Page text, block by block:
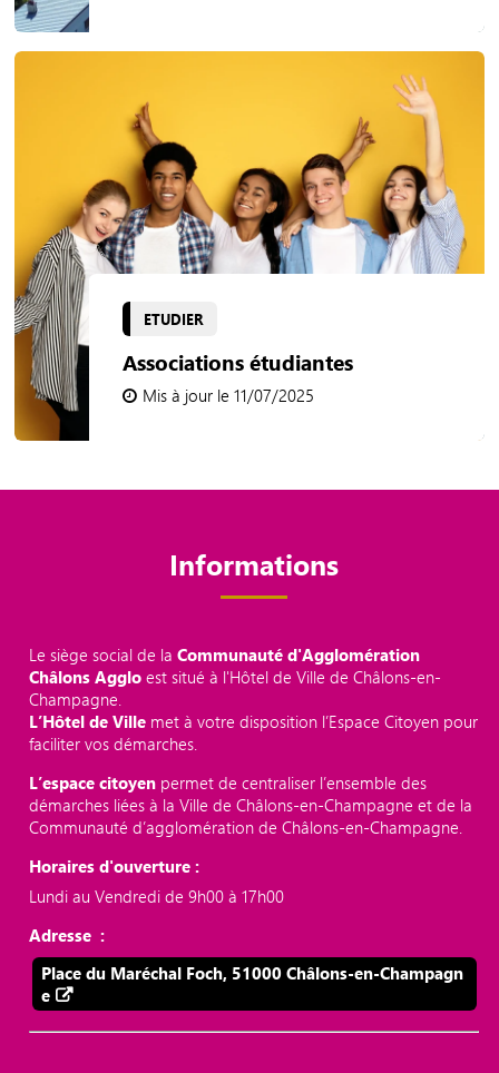
ETUDIER
Associations étudiantes
Mis à jour le 11/07/2025
Informations
Le siège social de laCommunauté d'Agglomération
Châlons Aggloest situé à l'Hôtel de Ville de Châlons-en-
Champagne.
L’Hôtel de Ville met à votre disposition l’Espace Citoyen pour
faciliter vos démarches.
L’espace citoyen permet de centraliser l’ensemble des
démarches liées à la Ville de Châlons-en-Champagne et de la
Communauté d’agglomération de Châlons-en-Champagne.
Horaires d'ouverture :
Lundi au Vendredi de 9h00 à 17h00
Adresse :
Place du Maréchal Foch, 51000 Châlons-en-Champagn
e